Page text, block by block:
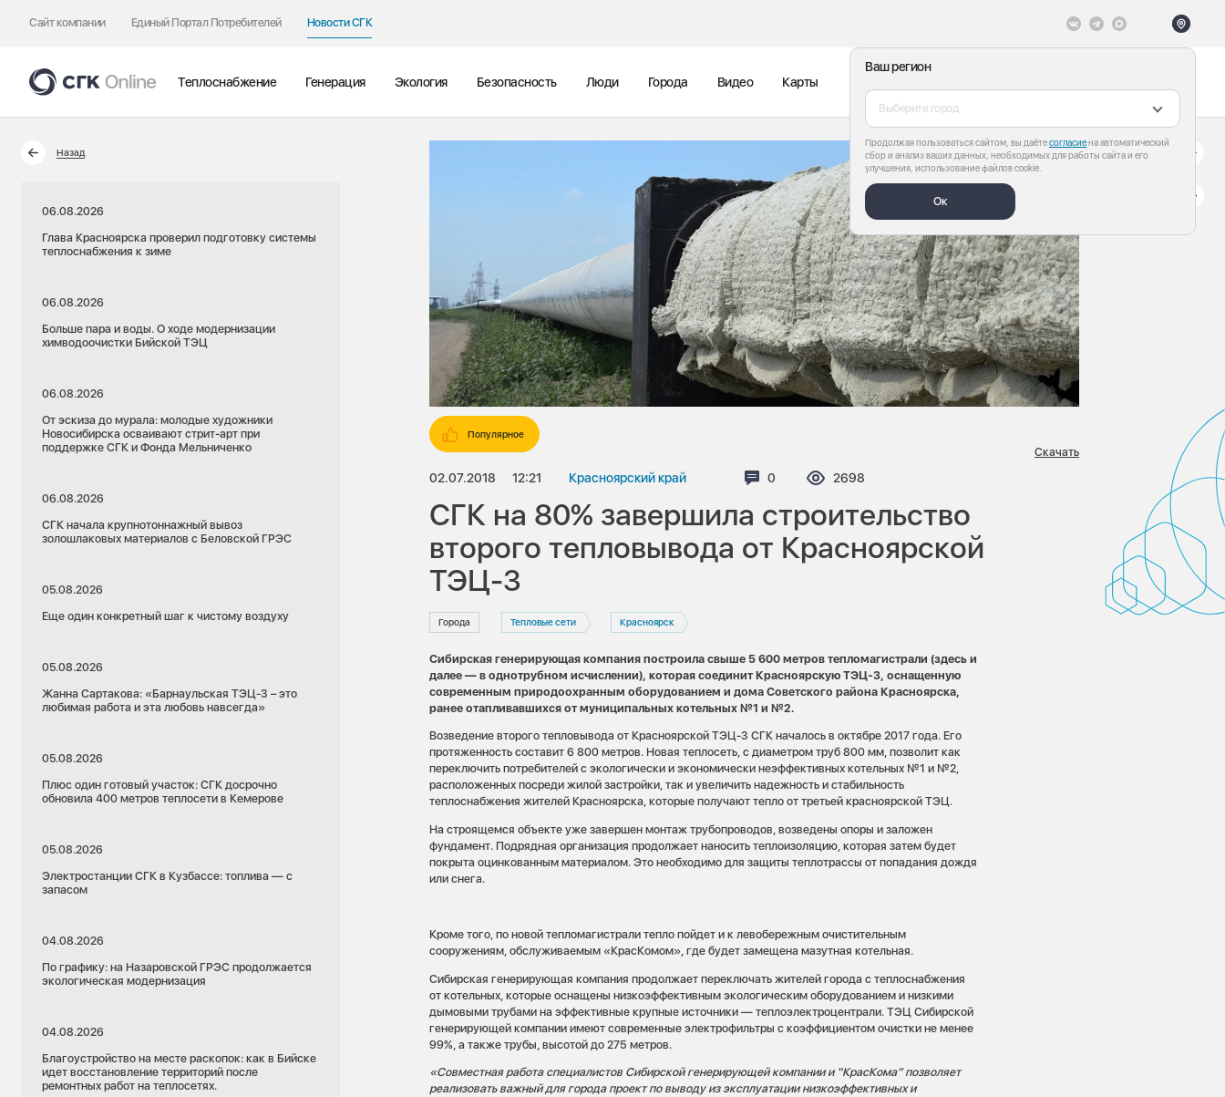
Сайт компании Единый Портал Потребителей Новости СГК
Ваш регион
Выберите город
Продолжая пользоваться сайтом, вы даётесогласиена автоматический
сбор и анализ ваших данных, необходимых для работы сайта и его
улучшения, использование файлов cookie.
Ок
Теплоснабжение Генерация Экология Безопасность Люди Города Видео Карты
Назад
06.08.2026
Глава Красноярска проверил подготовку системы
теплоснабжения к зиме
06.08.2026
Больше пара и воды. О ходе модернизации
химводоочистки Бийской ТЭЦ
06.08.2026
От эскиза до мурала: молодые художники
Новосибирска осваивают стрит-арт при
поддержке СГК и Фонда Мельниченко
06.08.2026
СГК начала крупнотоннажный вывоз
золошлаковых материалов с Беловской ГРЭС
05.08.2026
Еще один конкретный шаг к чистому воздуху
05.08.2026
Жанна Сартакова: «Барнаульская ТЭЦ-3 – это
любимая работа и эта любовь навсегда»
05.08.2026
Плюс один готовый участок: СГК досрочно
обновила 400 метров теплосети в Кемерове
05.08.2026
Электростанции СГК в Кузбассе: топлива — с
запасом
04.08.2026
По графику: на Назаровской ГРЭС продолжается
экологическая модернизация
04.08.2026
Благоустройство на месте раскопок: как в Бийске
идет восстановление территорий после
ремонтных работ на теплосетях.
Популярное
02.07.2018 12:21 Красноярский край Комментариев:
0 Просмотров:
2698
Скачать
СГК на 80% завершила строительство
второго тепловывода от Красноярской
ТЭЦ-3
Города Тепловые сети Красноярск
Сибирская генерирующая компания построила свыше 5 600 метров тепломагистрали (здесь и
далее — в однотрубном исчислении), которая соединит Красноярскую ТЭЦ-3, оснащенную
современным природоохранным оборудованием и дома Советского района Красноярска,
ранее отапливавшихся от муниципальных котельных №1 и №2.
Возведение второго тепловывода от Красноярской ТЭЦ-3 СГК началось в октябре 2017 года. Его
протяженность составит 6 800 метров. Новая теплосеть, с диаметром труб 800 мм, позволит как
переключить потребителей с экологически и экономически неэффективных котельных №1 и №2,
расположенных посреди жилой застройки, так и увеличить надежность и стабильность
теплоснабжения жителей Красноярска, которые получают тепло от третьей красноярской ТЭЦ.
На строящемся объекте уже завершен монтаж трубопроводов, возведены опоры и заложен
фундамент. Подрядная организация продолжает наносить теплоизоляцию, которая затем будет
покрыта оцинкованным материалом. Это необходимо для защиты теплотрассы от попадания дождя
или снега.
Кроме того, по новой тепломагистрали тепло пойдет и к левобережным очистительным
сооружениям, обслуживаемым «КрасКомом», где будет замещена мазутная котельная.
Сибирская генерирующая компания продолжает переключать жителей города с теплоснабжения
от котельных, которые оснащены низкоэффективным экологическим оборудованием и низкими
дымовыми трубами на эффективные крупные источники — теплоэлектроцентрали. ТЭЦ Сибирской
генерирующей компании имеют современные электрофильтры с коэффициентом очистки не менее
99%, а также трубы, высотой до 275 метров.
«Совместная работа специалистов Сибирской генерирующей компании и “КрасКома” позволяет
реализовать важный для города проект по выводу из эксплуатации низкоэффективных и